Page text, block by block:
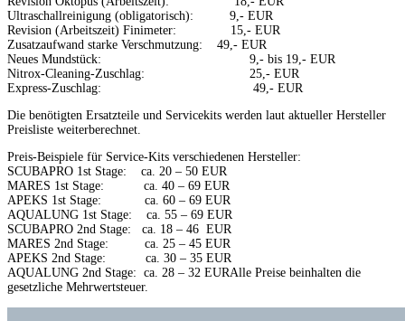
Ultraschallreinigung (obligatorisch): 9,- EUR
Revision (Arbeitszeit) Finimeter: 15,- EUR
Zusatzaufwand starke Verschmutzung: 49,- EUR
Neues Mundstück: 9,- bis 19,- EUR
Nitrox-Cleaning-Zuschlag: 25,- EUR
Express-Zuschlag: 49,- EUR
Die benötigten Ersatzteile und Servicekits werden laut aktueller Hersteller
Preisliste weiterberechnet.
Preis-Beispiele für Service-Kits verschiedenen Hersteller:
SCUBAPRO 1st Stage: ca. 20 – 50 EUR
MARES 1st Stage: ca. 40 – 69 EUR
APEKS 1st Stage: ca. 60 – 69 EUR
AQUALUNG 1st Stage: ca. 55 – 69 EUR
SCUBAPRO 2nd Stage: ca. 18 – 46 EUR
MARES 2nd Stage: ca. 25 – 45 EUR
APEKS 2nd Stage: ca. 30 – 35 EUR
AQUALUNG 2nd Stage: ca. 28 – 32 EURAlle Preise beinhalten die
gesetzliche Mehrwertsteuer.